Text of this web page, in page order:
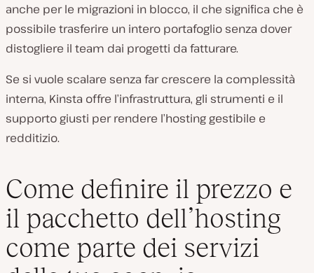
anche per le migrazioni in blocco, il che significa che è
possibile trasferire un intero portafoglio senza dover
distogliere il team dai progetti da fatturare.
Se si vuole scalare senza far crescere la complessità
interna, Kinsta offre l’infrastruttura, gli strumenti e il
supporto giusti per rendere l’hosting gestibile e
redditizio.
Come definire il prezzo e
il pacchetto dell’hosting
come parte dei servizi